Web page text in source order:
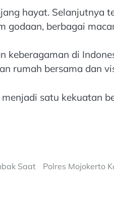
hayat.
berbagai
di
rumah bersama dan
satu kekuatan
Saat
Polres Mojokerto